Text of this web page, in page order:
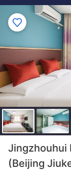
Jingzhouhui
(Beijing
2 étoiles au